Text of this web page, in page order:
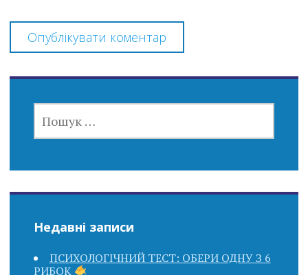
Недавні записи
ПСИХОЛОГІЧНИЙ ТЕСТ: ОБЕРИ ОДНУ З 6
РИБОК